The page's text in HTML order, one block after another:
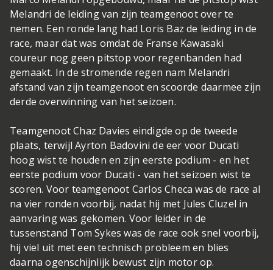
Melandri de leiding van zijn teamgenoot over te
nemen. Een ronde lang had Loris Baz de leiding in de
race, maar dat was omdat de Franse Kawasaki
coureur nog geen pitstop voor regenbanden had
gemaakt. In de stromende regen nam Melandri
afstand van zijn teamgenoot en scoorde daarmee zijn
derde overwinning van het seizoen.
Teamgenoot Chaz Davies eindigde op de tweede
plaats, terwijl Ayrton Badovini de eer voor Ducati
hoog wist te houden en zijn eerste podium - en het
eerste podium voor Ducati - van het seizoen wist te
scoren. Voor teamgenoot Carlos Checa was de race al
na vier ronden voorbij, nadat hij met Jules Cluzel in
aanvaring was gekomen. Voor leider in de
tussenstand Tom Sykes was de race ook snel voorbij,
hij viel uit met een technisch probleem en blies
daarna ogenschijnlijk bewust zijn motor op.